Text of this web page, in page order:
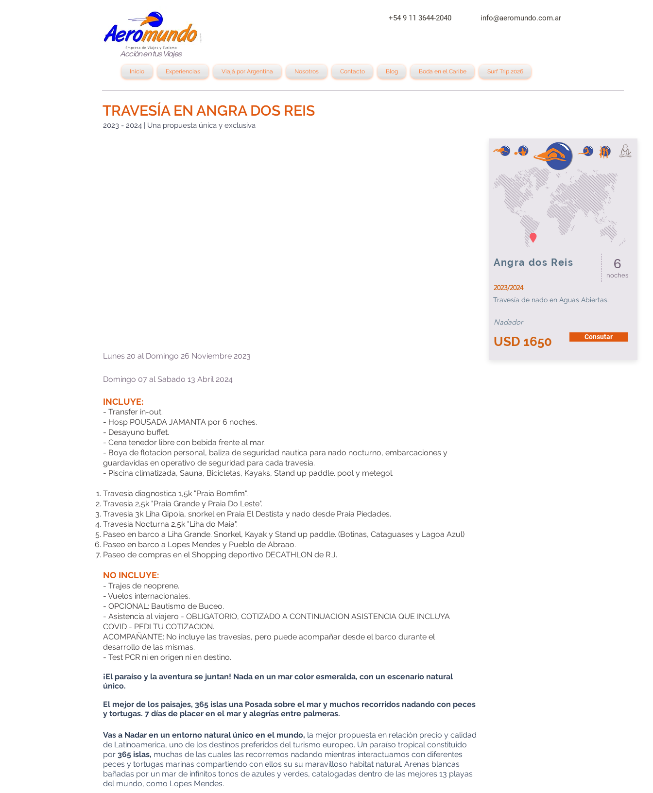
Acción en tus Viajes
+54 9 11 3644-2040 info@aeromundo.com.ar
Inicio Experiencias Viajá por Argentina Nosotros Contacto Blog Boda en el Caribe Surf Trip 2026
TRAVESÍA EN ANGRA DOS REIS
2023 - 2024 | Una propuesta única y exclusiva
Angra dos Reis 6
noches
2023/2024
Travesía de nado en Aguas Abiertas.
Nadador
USD 1650 Consutar
Lunes 20 al Domingo 26 Noviembre 2023
Domingo 07 al Sabado 13 Abril 2024
INCLUYE:
- Transfer in-out.
- Hosp POUSADA JAMANTA por 6 noches.
- Desayuno buffet.
- Cena tenedor libre con bebida frente al mar.
- Boya de flotacion personal, baliza de seguridad nautica para nado nocturno, embarcaciones y
guardavidas en operativo de seguridad para cada travesia.
- Piscina climatizada, Sauna, Bicicletas, Kayaks, Stand up paddle. pool y metegol.
Travesia diagnostica 1,5k "Praia Bomfim".
Travesia 2,5k "Praia Grande y Praia Do Leste".
Travesia 3k Liha Gipoia, snorkel en Praia El Destista y nado desde Praia Piedades.
Travesia Nocturna 2,5k "Liha do Maia".
Paseo en barco a Liha Grande. Snorkel, Kayak y Stand up paddle. (Botinas, Cataguases y Lagoa Azul)
Paseo en barco a Lopes Mendes y Pueblo de Abraao.
Paseo de compras en el Shopping deportivo DECATHLON de R.J.
NO INCLUYE:
- Trajes de neoprene.
- Vuelos internacionales.
- OPCIONAL: Bautismo de Buceo.
- Asistencia al viajero - OBLIGATORIO, COTIZADO A CONTINUACION ASISTENCIA QUE INCLUYA
COVID - PEDI TU COTIZACION.
ACOMPAÑANTE: No incluye las travesias, pero puede acompañar desde el barco durante el
desarrollo de las mismas.
- Test PCR ni en origen ni en destino.
¡El paraíso y la aventura se juntan! Nada en un mar color esmeralda, con un escenario natural
único.
El mejor de los paisajes, 365 islas una Posada sobre el mar y muchos recorridos nadando con peces
y tortugas. 7 días de placer en el mar y alegrías entre palmeras.
Vas a Nadar en un entorno natural único en el mundo, la mejor propuesta en relación precio y calidad
de Latinoamerica, uno de los destinos preferidos del turismo europeo. Un paraíso tropical constituido
por 365 islas, muchas de las cuales las recorremos nadando mientras interactuamos con diferentes
peces y tortugas marinas compartiendo con ellos su su maravilloso habitat natural. Arenas blancas
bañadas por un mar de infinitos tonos de azules y verdes, catalogadas dentro de las mejores 13 playas
del mundo, como Lopes Mendes.